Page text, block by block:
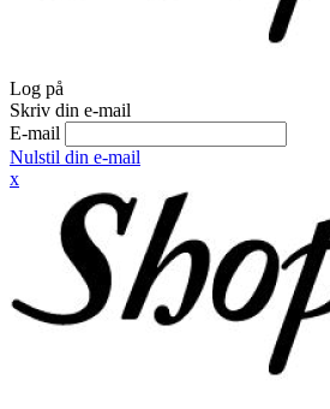
Log på
Skriv din e-mail
E-mail
Nulstil din e-mail
x